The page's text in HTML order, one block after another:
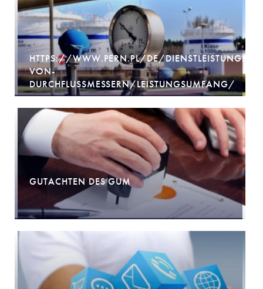
HTTPS://WWW.PERN.PL/DE/DIENSTLEISTUNGEN/
VON-
DURCHFLUSSMESSERN/LEISTUNGSUMFANG/
GUTACHTEN DES GUM